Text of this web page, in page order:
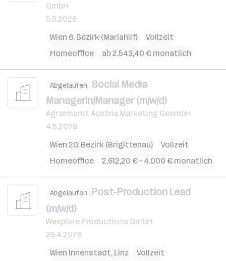
GmbH
5.5.2026
Wien 6. Bezirk (Mariahilf)
Vollzeit
Homeoffice
ab 2.543,40 € monatlich
Abgelaufen Social Media
Managerin/Manager (m/w/d)
Agrarmarkt Austria Marketing GesmbH
4.5.2026
Wien 20. Bezirk (Brigittenau)
Vollzeit
Homeoffice
2.612,20 € – 4.000 € monatlich
Abgelaufen Post-Production Lead
(m/w/d)
Wexplore Productions GmbH
29.4.2026
Wien Innenstadt, Linz
Vollzeit